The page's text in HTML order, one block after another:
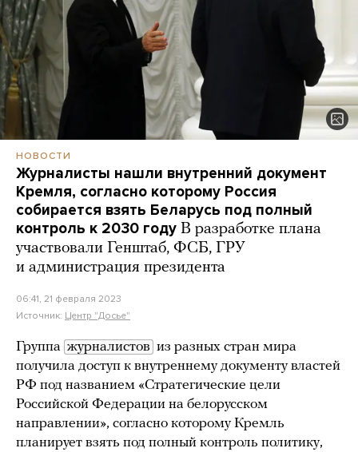
НОВОСТИ
Журналисты нашли внутренний документ
Кремля, согласно которому Россия
собирается взять Беларусь под полный
контроль к 2030 году В разработке плана
участвовали Генштаб, ФСБ, ГРУ
и администрация президента
06:41, 21 февраля 2023
Источник: Центр "Досье"
Группа журналистов из разных стран мира
получила доступ к внутреннему документу властей
РФ под названием «Стратегические цели
Российской Федерации на белорусском
направлении», согласно которому Кремль
планирует взять под полный контроль политику,